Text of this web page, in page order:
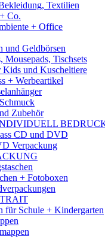
Textilien
Co.
+ Office
und Geldbörsen
Mousepads, Tischsets
Kids und Kuscheltiere
+ Werbeartikel
Zubehör
CD und DVD
Verpackung
+ Fotoboxen
für Schule + Kindergarten